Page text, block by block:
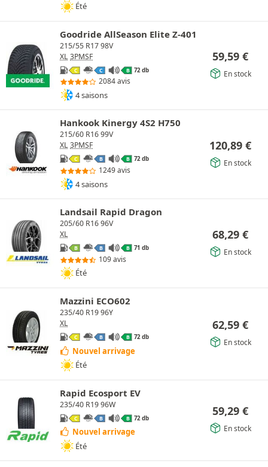
Été
Goodride AllSeason Elite Z-401
215/55 R17 98V
XL 3PMSF
C C B 72 db
2084 avis
4 saisons
59,59 €
En stock
Hankook Kinergy 4S2 H750
215/60 R16 99V
XL 3PMSF
C B B 72 db
1249 avis
4 saisons
120,89 €
En stock
Landsail Rapid Dragon
205/60 R16 96V
XL
B B B 71 db
109 avis
Été
68,29 €
En stock
Mazzini ECO602
235/40 R19 96Y
XL
C B B 72 db
Nouvel arrivage
Été
62,59 €
En stock
Rapid Ecosport EV
235/40 R19 96W
C B B 72 db
Nouvel arrivage
Été
59,29 €
En stock